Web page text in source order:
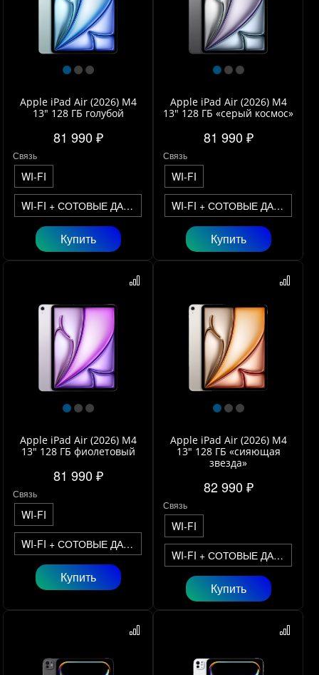
Apple iPad Air (2026) M4
13" 128 ГБ голубой
81 990 ₽
Связь
WI-FI
WI-FI + СОТОВЫЕ ДАННЫЕ
Купить
Apple iPad Air (2026) M4
13" 128 ГБ «серый космос»
81 990 ₽
Связь
WI-FI
WI-FI + СОТОВЫЕ ДАННЫЕ
Купить
Apple iPad Air (2026) M4
13" 128 ГБ фиолетовый
81 990 ₽
Связь
WI-FI
WI-FI + СОТОВЫЕ ДАННЫЕ
Купить
Apple iPad Air (2026) M4
13" 128 ГБ «сияющая
звезда»
82 990 ₽
Связь
WI-FI
WI-FI + СОТОВЫЕ ДАННЫЕ
Купить